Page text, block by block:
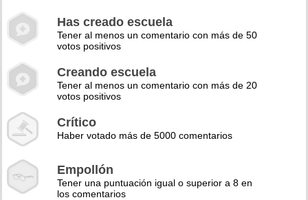
Has creado escuela
Tener al menos un comentario con más de 50
votos positivos
Creando escuela
Tener al menos un comentario con más de 20
votos positivos
Crítico
Haber votado más de 5000 comentarios
Empollón
Tener una puntuación igual o superior a 8 en
los comentarios